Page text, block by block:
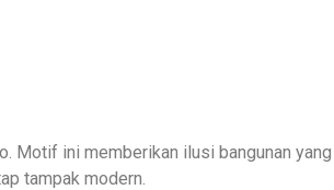
Motif ini memberikan ilusi bangunan
tampak modern.